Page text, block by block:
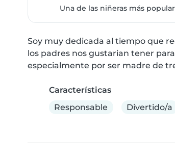
Una de las niñeras más
Soy muy dedicada al tiempo que
los padres nos gustarian tener
especialmente por ser madre de
Características
Responsable
Divertido/a